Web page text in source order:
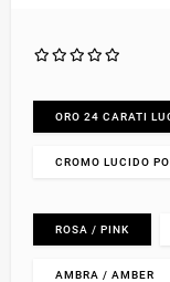
ORO 24 CARATI
CROMO LUCIDO
ROSA / PINK
AMBRA / AMBER